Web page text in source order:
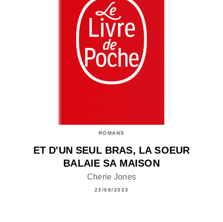
ROMANS
ET D'UN SEUL BRAS, LA SOEUR
BALAIE SA MAISON
Cherie Jones
23/08/2023